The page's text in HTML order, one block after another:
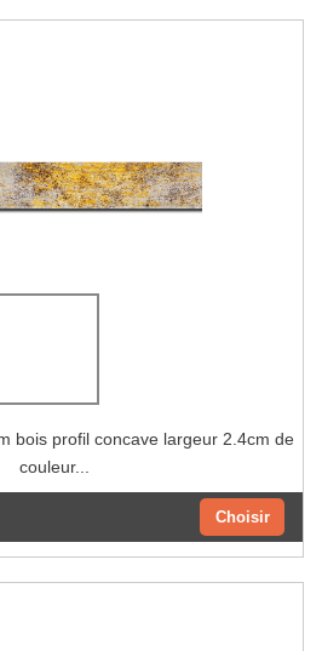
bois profil concave largeur 2.4cm de
couleur...
Choisir